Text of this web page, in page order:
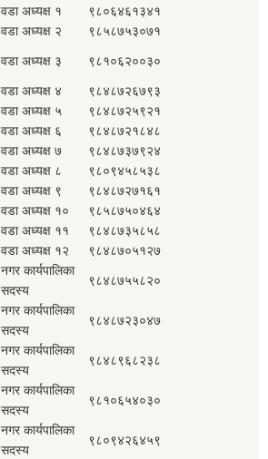
वडा अध्यक्ष १
९८०६४६१३४१
वडा अध्यक्ष २
९८५८७५३०७१
वडा अध्यक्ष ३ ९८१०६२००३०
वडा अध्यक्ष ४
९८४८७२६७९३
वडा अध्यक्ष ५
९८४८७२५९२१
वडा अध्यक्ष ६
९८४८७२१८४८
वडा अध्यक्ष ७
९८४८७३७९२४
वडा अध्यक्ष ८
९८०९४५८५३८
वडा अध्यक्ष ९
९८४८७२७१६१
वडा अध्यक्ष १०
९८५८७५०४६४
वडा अध्यक्ष ११
९८४८७३५८५८
वडा अध्यक्ष १२ ९८४८७०५१२७
नगर कार्यपालिका
सदस्य
९८४८७५५८२०
नगर कार्यपालिका
सदस्य
९८४८७२३०४७
नगर कार्यपालिका
सदस्य
९८४८९६८२३८
नगर कार्यपालिका
सदस्य
९८१०६५४०३०
नगर कार्यपालिका
सदस्य
९८०९४२६४५९